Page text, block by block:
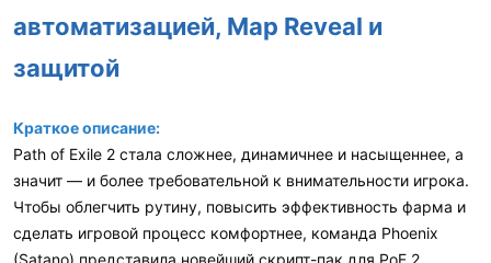
автоматизацией, Map Reveal и
защитой
Краткое описание:
Path of Exile 2 стала сложнее, динамичнее и насыщеннее, а
значит — и более требовательной к внимательности игрока.
Чтобы облегчить рутину, повысить эффективность фарма и
сделать игровой процесс комфортнее, команда Phoenix
(Satano) представила новейший скрипт-пак для PoE 2,